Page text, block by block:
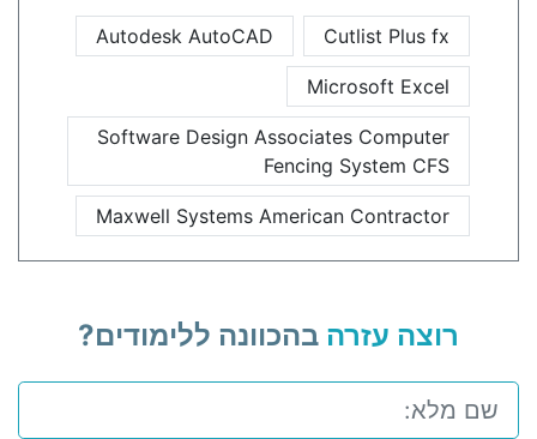
Cutlist Plus fx
Autodesk AutoCAD
Microsoft Excel
Software Design Associates Computer
Fencing System CFS
Maxwell Systems American Contractor
רוצה עזרה בהכוונה ללימודים?